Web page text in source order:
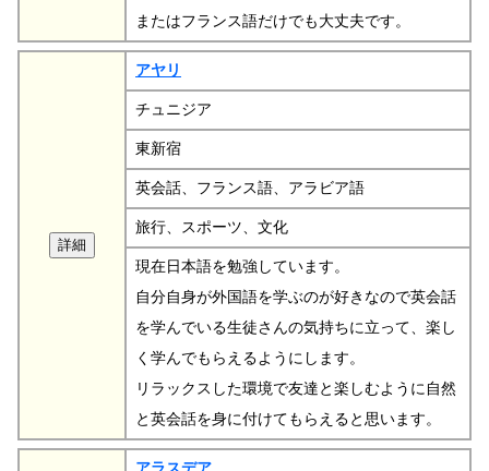
またはフランス語だけでも大丈夫です。
アヤリ
チュニジア
東新宿
英会話、フランス語、アラビア語
旅行、スポーツ、文化
現在日本語を勉強しています。
自分自身が外国語を学ぶのが好きなので英会話
を学んでいる生徒さんの気持ちに立って、楽し
く学んでもらえるようにします。
リラックスした環境で友達と楽しむように自然
と英会話を身に付けてもらえると思います。